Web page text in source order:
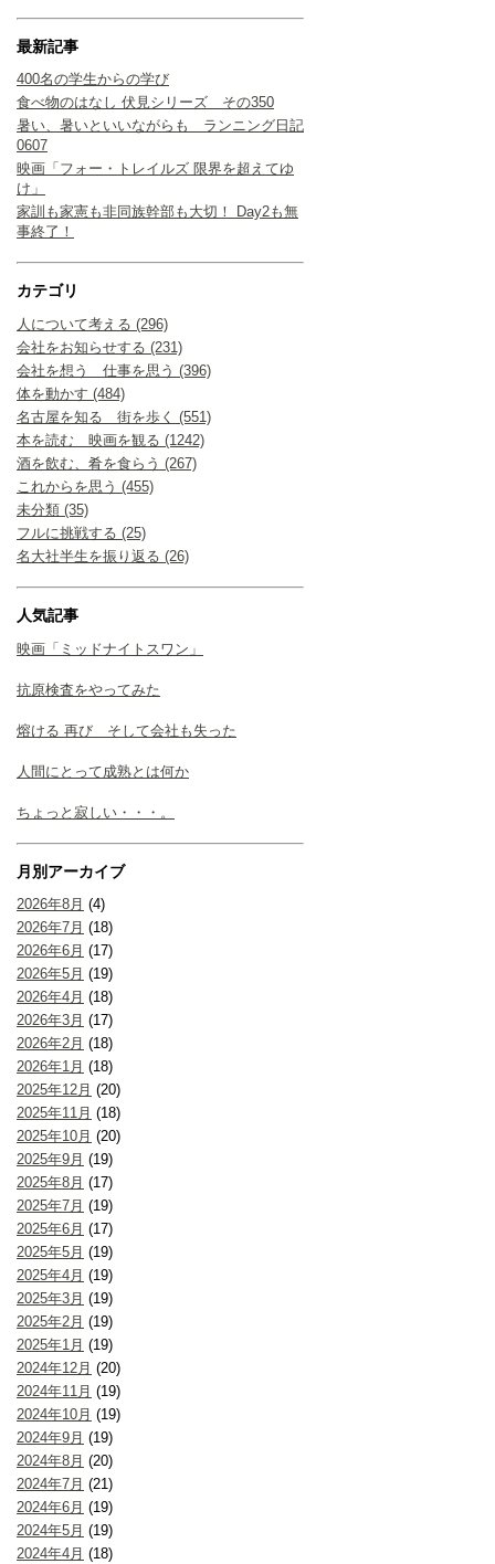
最新記事
400名の学生からの学び
食べ物のはなし 伏見シリーズ その350
暑い、暑いといいながらも ランニング日記
0607
映画「フォー・トレイルズ 限界を超えてゆ
け」
家訓も家憲も非同族幹部も大切！ Day2も無
事終了！
カテゴリ
人について考える (296)
会社をお知らせする (231)
会社を想う 仕事を思う (396)
体を動かす (484)
名古屋を知る 街を歩く (551)
本を読む 映画を観る (1242)
酒を飲む、肴を食らう (267)
これからを思う (455)
未分類 (35)
フルに挑戦する (25)
名大社半生を振り返る (26)
人気記事
映画「ミッドナイトスワン」
抗原検査をやってみた
熔ける 再び そして会社も失った
人間にとって成熟とは何か
ちょっと寂しい・・・。
月別アーカイブ
2026年8月 (4)
2026年7月 (18)
2026年6月 (17)
2026年5月 (19)
2026年4月 (18)
2026年3月 (17)
2026年2月 (18)
2026年1月 (18)
2025年12月 (20)
2025年11月 (18)
2025年10月 (20)
2025年9月 (19)
2025年8月 (17)
2025年7月 (19)
2025年6月 (17)
2025年5月 (19)
2025年4月 (19)
2025年3月 (19)
2025年2月 (19)
2025年1月 (19)
2024年12月 (20)
2024年11月 (19)
2024年10月 (19)
2024年9月 (19)
2024年8月 (20)
2024年7月 (21)
2024年6月 (19)
2024年5月 (19)
2024年4月 (18)